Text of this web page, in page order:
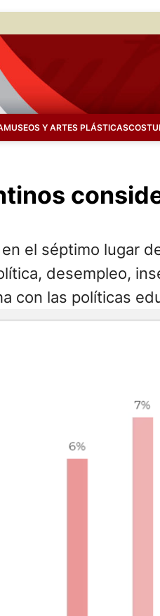
MUSEOS Y ARTES PLÁSTICAS
el séptimo lugar
desempleo,
con las políticas